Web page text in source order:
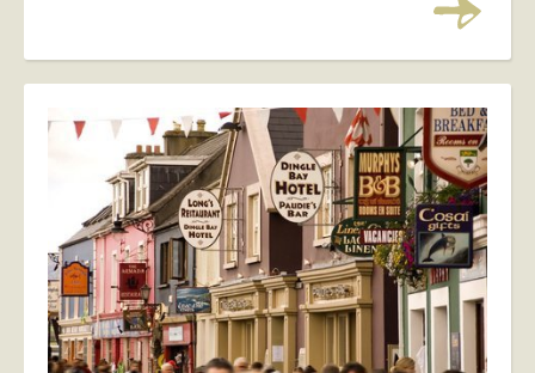
van Noord-Ierland kennen! Een complete rondreis
persoonlijke vrijheid gegarandeerd zijn!